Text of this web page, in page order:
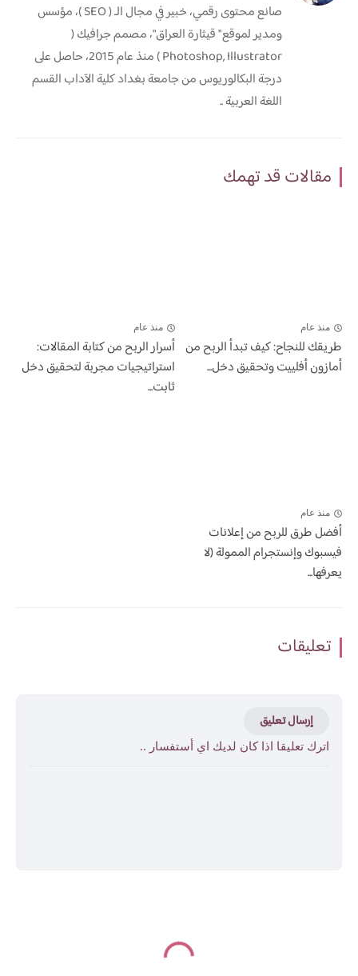
صانع محتوى رقمي، خبير في مجال الـ ( SEO )، مؤسس
ومدير لموقع " قيثارة العراق"، مصمم جرافيك (
Photoshop, Illustrator ) منذ عام 2015، حاصل على
درجة البكالوريوس من جامعة بغداد كلية الآداب القسم
اللغة العربية ..
مقالات قد تهمك
منذ عام
طريقك للنجاح: كيف تبدأ الربح من
أمازون أفلييت وتحقيق دخل...
منذ عام
أسرار الربح من كتابة المقالات:
استراتيجيات مجربة لتحقيق دخل
ثابت...
منذ عام
أفضل طرق للربح من إعلانات
فيسبوك وإنستجرام الممولة (لا
يعرفها...
تعليقات
إرسال تعليق
اترك تعليقا اذا كان لديك اي أستفسار ..